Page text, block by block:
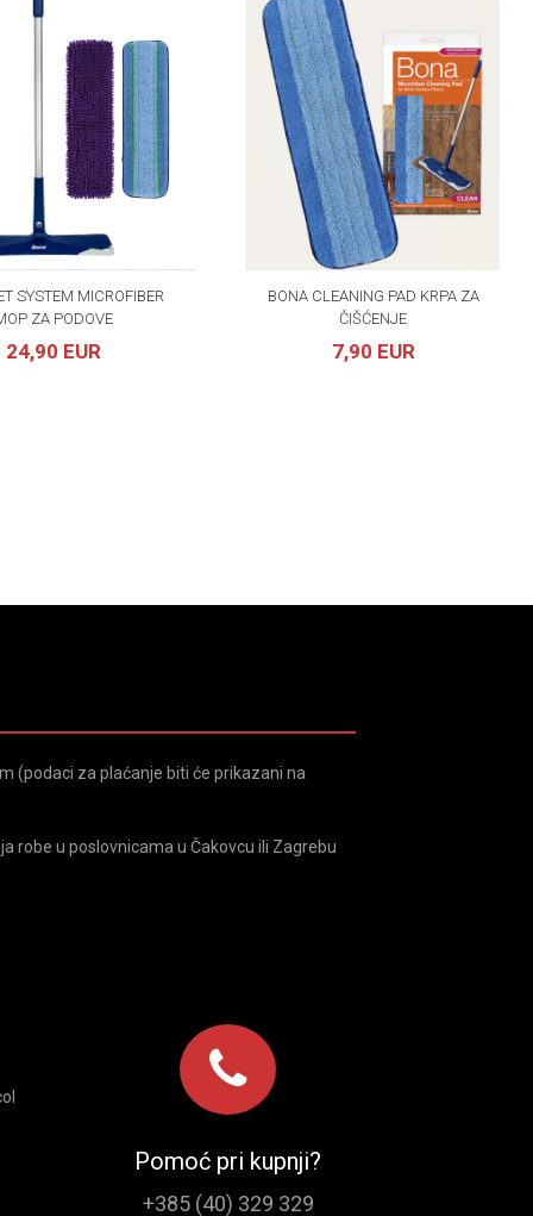
SYSTEM MICROFIBER
ZA PODOVE
24,90 EUR
BONA CLEANING PAD KRPA ZA
ČIŠĆENJE
7,90 EUR
(podaci za plaćanje biti će prikazani na
robe u poslovnicama u Čakovcu ili Zagrebu
Pomoć pri kupnji?
+385 (40) 329 329